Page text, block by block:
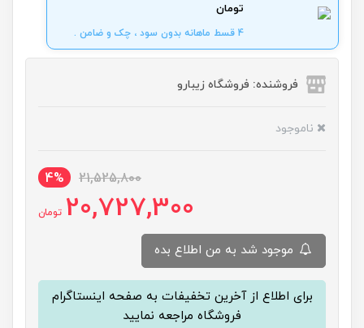
تومان
4 قسط ماهانه بدون سود ، چک و ضامن .
فروشنده: فروشگاه زیبارو
ناموجود
21,525,800
4%
20,727,300 تومان
برای اطلاع از آخرین تخفیفات به صفحه اینستاگرام
فروشگاه مراجعه نمایید